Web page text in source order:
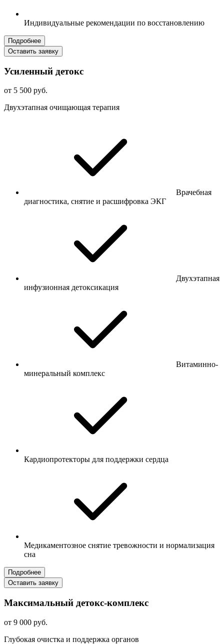
Индивидуальные рекомендации по восстановлению
Подробнее
Оставить заявку
Усиленный детокс
от 5 500 руб.
Двухэтапная очищающая терапия
Врачебная
диагностика, снятие и расшифровка ЭКГ
Двухэтапная
инфузионная детоксикация
Витаминно-
минеральный комплекс
Кардиопротекторы для поддержки сердца
Медикаментозное снятие тревожности и нормализация
сна
Подробнее
Оставить заявку
Максимальный детокс-комплекс
от 9 000 руб.
Глубокая очистка и поддержка органов